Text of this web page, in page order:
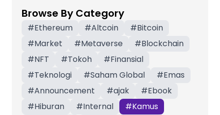
Browse By Category
#Ethereum #Altcoin #Bitcoin
#Market #Metaverse #Blockchain
#NFT #Tokoh #Finansial
#Teknologi #Saham Global #Emas
#Announcement #ajak #Ebook
#Hiburan #Internal #Kamus